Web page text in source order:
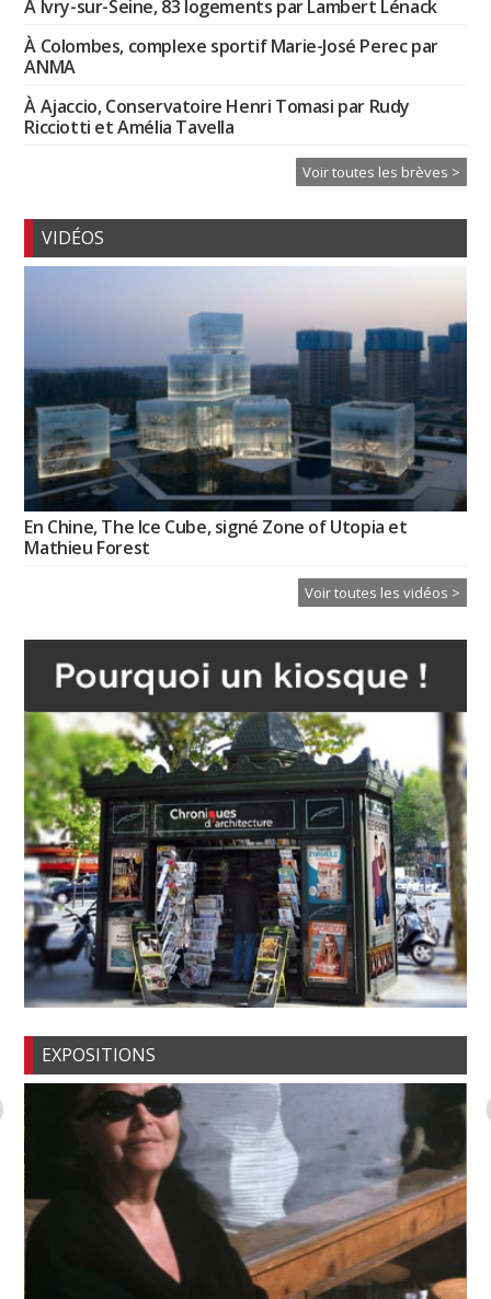
À Ivry-sur-Seine, 83 logements par Lambert Lénack
À Colombes, complexe sportif Marie-José Perec par
ANMA
À Ajaccio, Conservatoire Henri Tomasi par Rudy
Ricciotti et Amélia Tavella
Voir toutes les brèves >
VIDÉOS
En Chine, The Ice Cube, signé Zone of Utopia et
Mathieu Forest
Voir toutes les vidéos >
EXPOSITIONS